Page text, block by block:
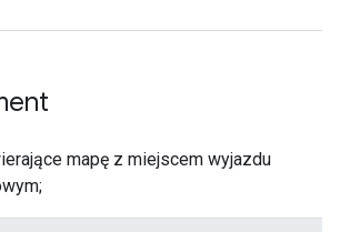
mapę z miejscem wyjazdu